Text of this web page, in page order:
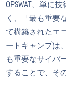
OPSWAT、単に
く、「最も重要
て構築されたエ
ートキャンプは
も重要なサイバ
することで、そ